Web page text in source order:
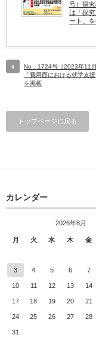
号）探
は「探
ート」
No．1724号（2023年11
「費用面における就学支
を掲載
トップページに戻る
カレンダー
2026年8月
月 火 水 木 金
3 4 5 6 7
10 11 12 13 14
17 18 19 20 21
24 25 26 27 28
31